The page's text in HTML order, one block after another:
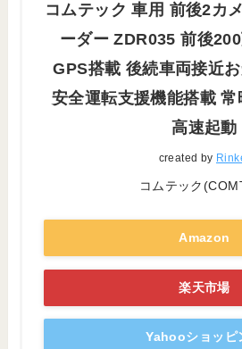
コムテック 車用 前後2カ
ーダー ZDR035 前後
GPS搭載 後続車両接近
安全運転支援機能搭載
高速起動
created by
コムテック
Amazon
楽天市場
Yahooショッピ